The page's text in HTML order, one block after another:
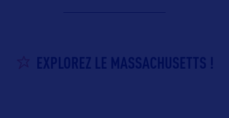
EXPLOREZ LE MASSACHUSETTS !